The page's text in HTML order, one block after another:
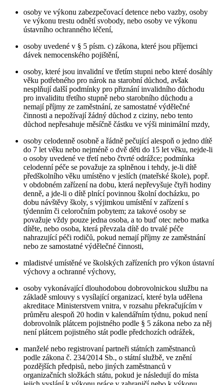
osoby ve výkonu zabezpečovací detence nebo vazby, osoby
ve výkonu trestu odnětí svobody, nebo osoby ve výkonu
ústavního ochranného léčení,
osoby uvedené v § 5 písm. c) zákona, které jsou příjemci
dávek nemocenského pojištění,
osoby, které jsou invalidní ve třetím stupni nebo které dosáhly
věku potřebného pro nárok na starobní důchod, avšak
nesplňují další podmínky pro přiznání invalidního důchodu
pro invaliditu třetího stupně nebo starobního důchodu a
nemají příjmy ze zaměstnání, ze samostatné výdělečné
činnosti a nepožívají žádný důchod z ciziny, nebo tento
důchod nepřesahuje měsíčně částku ve výši minimální mzdy,
osoby celodenně osobně a řádně pečující alespoň o jedno dítě
do 7 let věku nebo nejméně o dvě děti do 15 let věku, nejde-li
o osoby uvedené ve třetí nebo čtvrté odrážce; podmínka
celodenní péče se považuje za splněnou i tehdy, je-li dítě
předškolního věku umístěno v jeslích (mateřské škole), popř.
v obdobném zařízení na dobu, která nepřevyšuje čtyři hodiny
denně, a jde-li o dítě plnící povinnou školní docházku, po
dobu návštěvy školy, s výjimkou umístění v zařízení s
týdenním či celoročním pobytem; za takové osoby se
považuje vždy pouze jedna osoba, a to buď otec nebo matka
dítěte, nebo osoba, která převzala dítě do trvalé péče
nahrazující péči rodičů, pokud nemají příjmy ze zaměstnání
nebo ze samostatné výdělečné činnosti,
mladistvé umístěné ve školských zařízeních pro výkon ústavní
výchovy a ochranné výchovy,
osoby vykonávající dlouhodobou dobrovolnickou službu na
základě smlouvy s vysílající organizací, které byla udělena
akreditace Ministerstvem vnitra, v rozsahu překračujícím v
průměru alespoň 20 hodin v kalendářním týdnu, pokud není
dobrovolník plátcem pojistného podle § 5 zákona nebo za něj
není plátcem pojistného stát podle předchozích odrážek,
manželé nebo registrovaní partneři státních zaměstnanců
podle zákona č. 234/2014 Sb., o státní službě, ve znění
pozdějších předpisů, nebo jiných zaměstnanců v
organizačních složkách státu, pokud je následují do místa